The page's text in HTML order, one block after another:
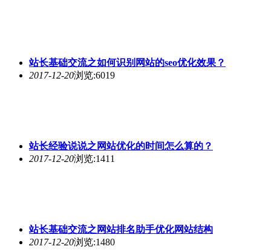
站长基础交流之如何识别网站的seo优化效果？
2017-12-20浏览:6019
站长经验说说之网站优化的时间怎么算的？
2017-12-20浏览:1411
站长基础交流之网站排名助手优化网站结构
2017-12-20浏览:1480